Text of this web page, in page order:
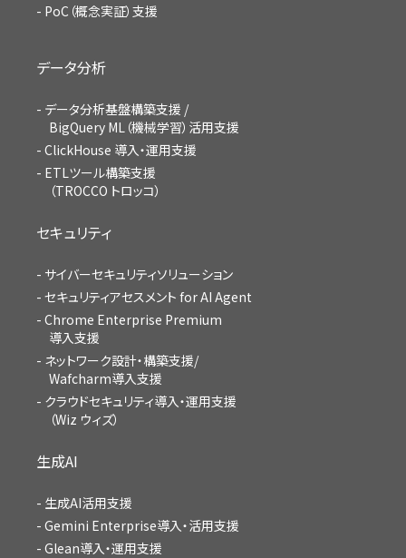
PoC（概念実証）支援
データ分析
データ分析基盤構築支援 /
BigQuery ML（機械学習）活用支援
ClickHouse 導入・運用支援
ETLツール構築支援
（TROCCO トロッコ）
セキュリティ
サイバーセキュリティソリューション
セキュリティアセスメント for AI Agent
Chrome Enterprise Premium
導入支援
ネットワーク設計・構築支援/
Wafcharm導入支援
クラウドセキュリティ導入・運用支援
（Wiz ウィズ）
生成AI
生成AI活用支援
Gemini Enterprise導入・活用支援
Glean導入・運用支援